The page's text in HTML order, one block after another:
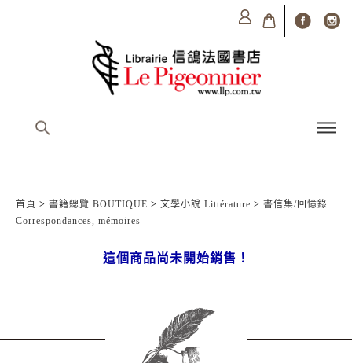
首頁 > 書籍總覽 BOUTIQUE > 文學小說 Littérature > 書信集/回憶錄
Correspondances, mémoires
這個商品尚未開始銷售！